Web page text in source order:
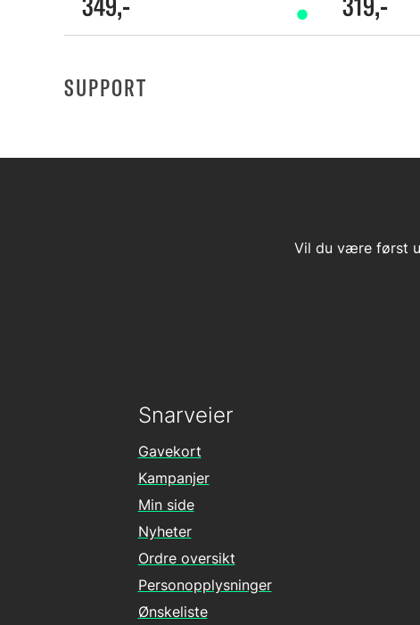
SUPPORT
Vil du være først
Snarveier
Gavekort
Kampanjer
Min side
Nyheter
Ordre oversikt
Personopplysninger
Ønskeliste